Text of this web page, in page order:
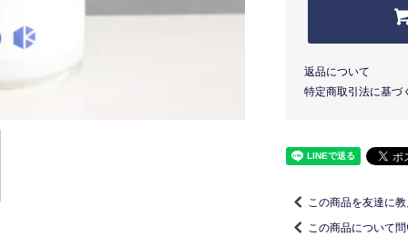
返品について
特定商取引法に基づ
この商品を友達に
この商品について